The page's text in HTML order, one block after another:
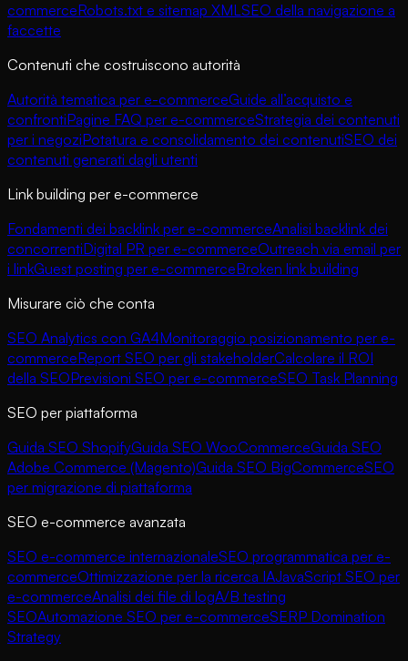
commerceRobots.txt e sitemap XMLSEO della navigazione a
faccette
Contenuti che costruiscono autorità
Autorità tematica per e-commerceGuide all’acquisto e
confrontiPagine FAQ per e-commerceStrategia dei contenuti
per i negoziPotatura e consolidamento dei contenutiSEO dei
contenuti generati dagli utenti
Link building per e-commerce
Fondamenti dei backlink per e-commerceAnalisi backlink dei
concorrentiDigital PR per e-commerceOutreach via email per
i linkGuest posting per e-commerceBroken link building
Misurare ciò che conta
SEO Analytics con GA4Monitoraggio posizionamento per e-
commerceReport SEO per gli stakeholderCalcolare il ROI
della SEOPrevisioni SEO per e-commerceSEO Task Planning
SEO per piattaforma
Guida SEO ShopifyGuida SEO WooCommerceGuida SEO
Adobe Commerce (Magento)Guida SEO BigCommerceSEO
per migrazione di piattaforma
SEO e-commerce avanzata
SEO e-commerce internazionaleSEO programmatica per e-
commerceOttimizzazione per la ricerca IAJavaScript SEO per
e-commerceAnalisi dei file di logA/B testing
SEOAutomazione SEO per e-commerceSERP Domination
Strategy